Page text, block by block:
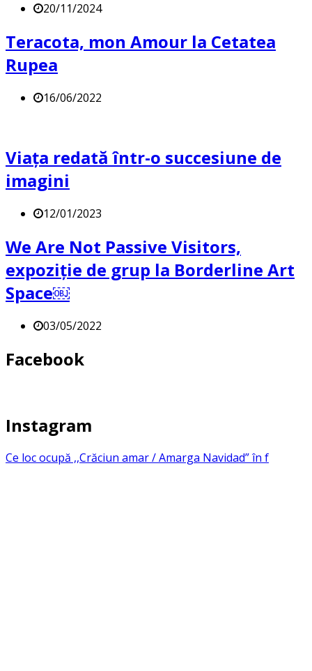
20/11/2024
Teracota, mon Amour la Cetatea
Rupea
16/06/2022
Viața redată într-o succesiune de
imagini
12/01/2023
We Are Not Passive Visitors,
expoziție de grup la Borderline Art
Space￼
03/05/2022
Facebook
Instagram
Ce loc ocupă ,,Crăciun amar / Amarga Navidad” în f